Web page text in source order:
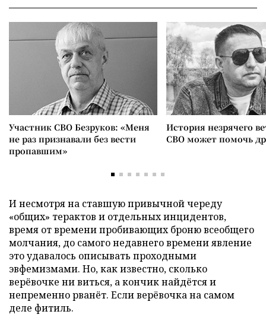
Участник СВО Безруков: «Меня
не раз признавали без вести
пропавшим»
История незрячего
СВО может помочь
И несмотря на ставшую привычной череду
«общих» терактов и отдельных инцидентов,
время от времени пробивающих броню всеобщего
молчания, до самого недавнего времени явление
это удавалось описывать проходными
эвфемизмами. Но, как известно, сколько
верёвочке ни виться, а кончик найдётся и
непременно рванёт. Если верёвочка на самом
деле фитиль.